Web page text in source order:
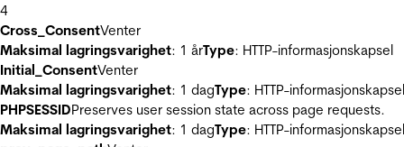
4
Cross_ConsentVenter
Maksimal lagringsvarighet: 1 årType: HTTP-informasjonskapsel
Initial_ConsentVenter
Maksimal lagringsvarighet: 1 dagType: HTTP-informasjonskapsel
PHPSESSIDPreserves user session state across page requests.
Maksimal lagringsvarighet: 1 dagType: HTTP-informasjonskapsel